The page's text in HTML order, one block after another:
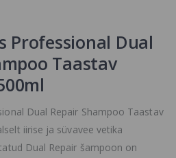
Professional Dual
Taastav
Dual Repair Shampoo Taastav
iirise ja süvavee vetika
Dual Repair šampoon on